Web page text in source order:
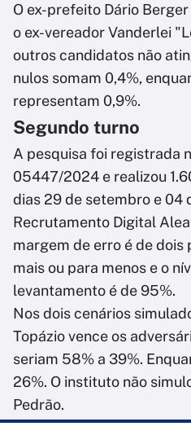
O ex-prefeito Dário
o ex-vereador Vanderlei
outros candidatos não
nulos somam 0,4%,
representam 0,9%.
Segundo turno
A pesquisa foi registrada
05447/2024 e realizou
dias 29 de setembro e 04
Recrutamento Digital
margem de erro é de
mais ou para menos e o
levantamento é de 95%.
Nos dois cenários
Topázio vence os
seriam 58% a 39%.
26%. O instituto não
Pedrão.